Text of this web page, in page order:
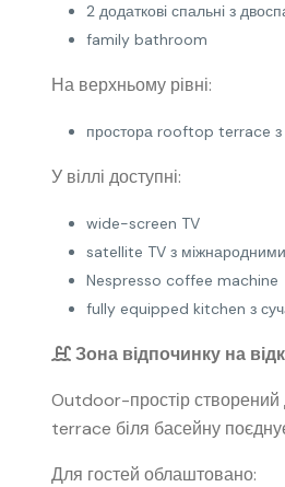
2 додаткові спальні з
family bathroom
На верхньому рівні:
простора rooftop terrace
У віллі доступні:
wide-screen TV
satellite TV з
Nespresso coffee machine
fully equipped kitchen з
Зона відпочинку на
Outdoor-простір створений
terrace біля басейну
Для гостей облаштовано: